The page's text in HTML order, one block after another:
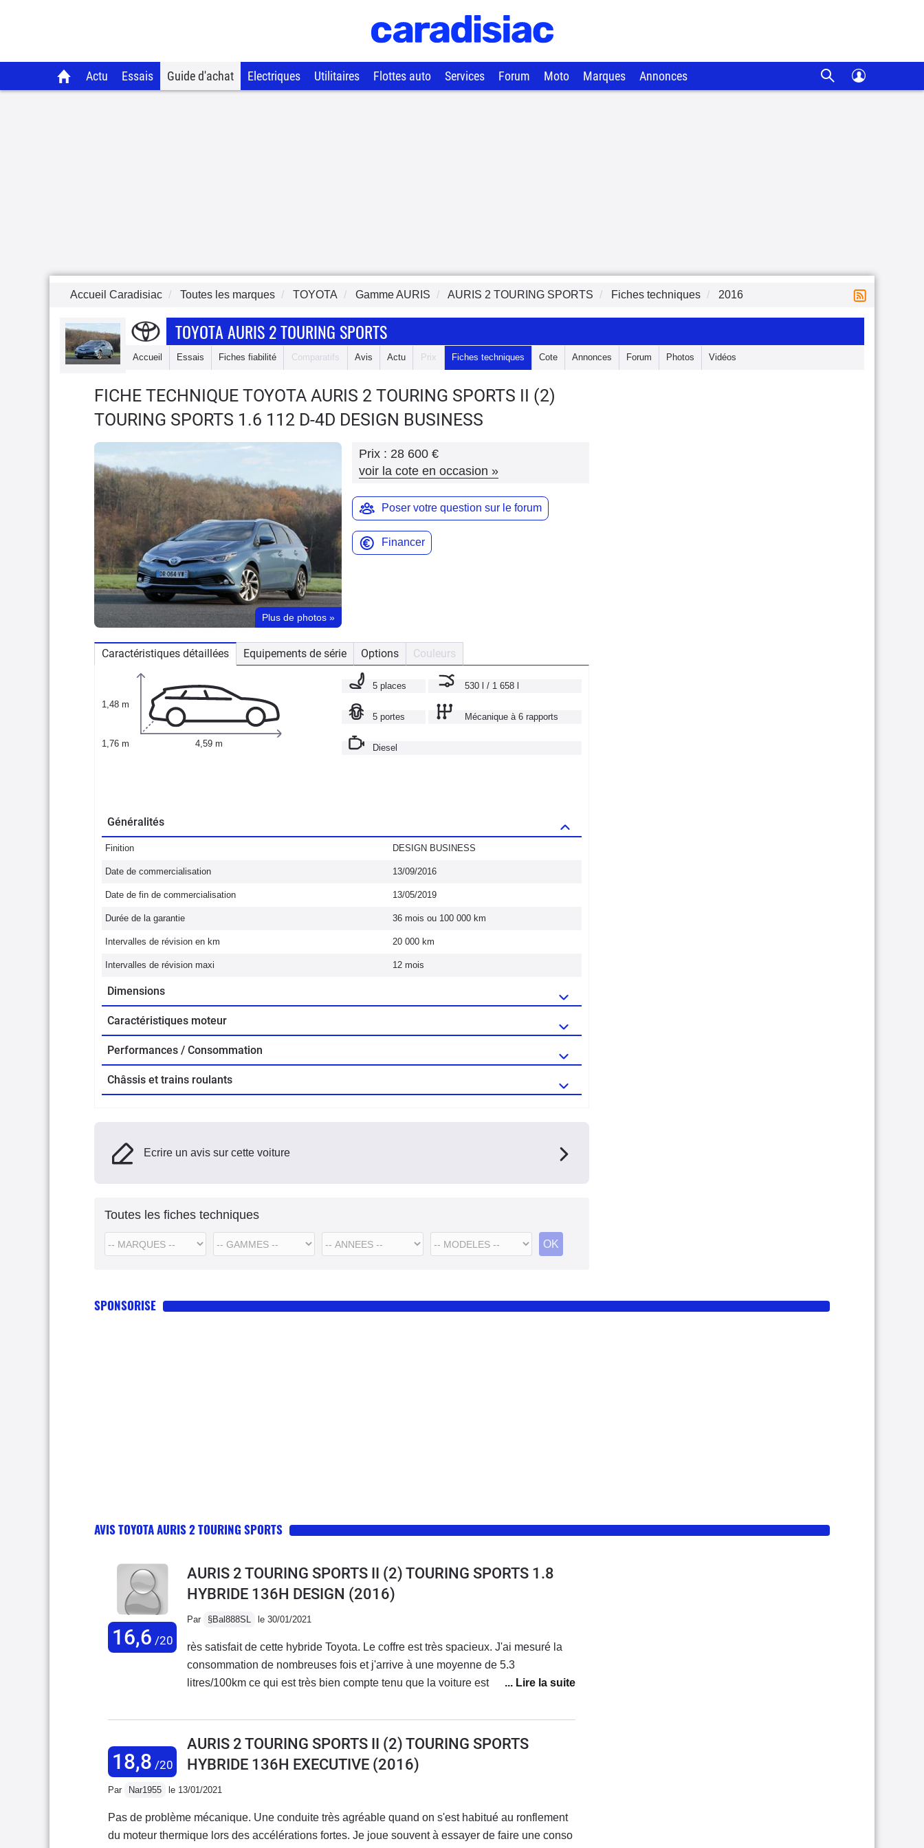
Actu Essais Guide d'achat Electriques Utilitaires Flottes auto Services Forum Moto Marques Annonces
Accueil Caradisiac Toutes les marques TOYOTA GammeAURIS AURIS 2 TOURING SPORTS Fiches techniques 2016
TOYOTA AURIS 2 TOURING SPORTS
Accueil Essais Fiches fiabilité Comparatifs Avis Actu Prix Fiches techniques Cote Annonces Forum Photos Vidéos
FICHE TECHNIQUE TOYOTA AURIS 2 TOURING SPORTS II (2)
TOURING SPORTS 1.6 112 D-4D DESIGN BUSINESS
Plus de photos »
Prix : 28 600 €
voir la cote en occasion »
Poser votre question sur le forum
Financer
Caractéristiques détaillées Equipements de série Options Couleurs
1,48 m
1,76 m 4,59 m
5 places 530 l / 1 658 l
5 portes Mécanique à 6 rapports
Diesel
Généralités
Finition DESIGN BUSINESS
Date de commercialisation 13/09/2016
Date de fin de commercialisation 13/05/2019
Durée de la garantie 36 mois ou 100 000 km
Intervalles de révision en km 20 000 km
Intervalles de révision maxi 12 mois
Dimensions
Caractéristiques moteur
Performances / Consommation
Châssis et trains roulants
Ecrire un avis sur cette voiture
Toutes les fiches techniques
SPONSORISE
AVIS TOYOTA AURIS 2 TOURING SPORTS
16,6 /20
AURIS 2 TOURING SPORTS II (2) TOURING SPORTS 1.8
HYBRIDE 136H DESIGN (2016)
Par §Bal888SL le 30/01/2021
rès satisfait de cette hybride Toyota. Le coffre est très spacieux. J'ai mesuré la
consommation de nombreuses fois et j'arrive à une moyenne de 5.3
litres/100km ce qui est très bien compte tenu que la voiture est souvent chargée
je n'ai eu AUCUN soucis. Je n'ai rien dépensé en dehors des frais d'entretien
Toyota classique + plaquette et disques à 70 000km ce qui est normal. Sinon la
voiture a quelques petits défauts :Le moteur mouline dans les montées, surtout
sur autoroute. La voiture sonne et bip de facons agaçante sans que l'on
connaisse parfois la raison. Bip de recul très gênant. Gps constructeur pas au
s'adapte à ces Barres, en dehors du coffre de toit Toyota qui est cher.Pour
conclure nous sommes très satisfaits et je recommande grandement cette
18,8 /20
AURIS 2 TOURING SPORTS II (2) TOURING SPORTS
HYBRIDE 136H EXECUTIVE (2016)
Par Nar1955 le 13/01/2021
Pas de problème mécanique. Une conduite très agréable quand on s'est habitué au ronflement
du moteur thermique lors des accélérations fortes. Je joue souvent à essayer de faire une conso